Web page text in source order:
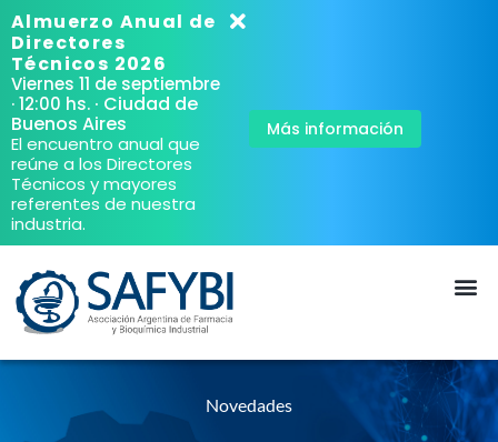
Almuerzo Anual de
Directores
Técnicos 2026
Viernes 11 de septiembre
· 12:00 hs. · Ciudad de
Buenos Aires
El encuentro anual que
reúne a los Directores
Técnicos y mayores
referentes de nuestra
industria.
Más información
Novedades